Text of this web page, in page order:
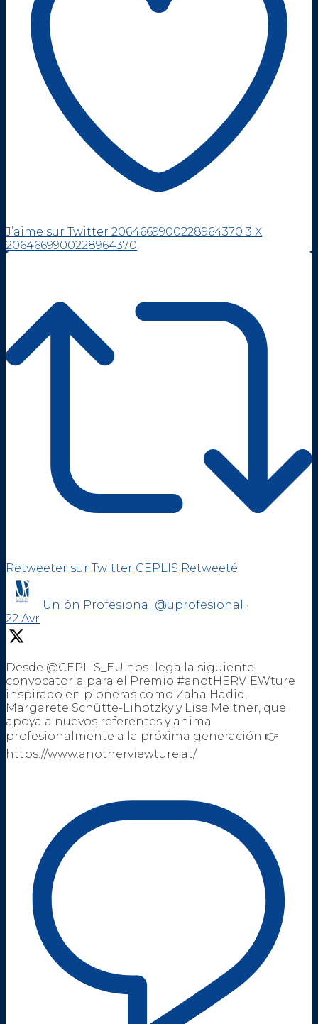
J’aime sur Twitter 2064669900228964370 3 X
2064669900228964370
Retweeter sur Twitter CEPLIS Retweeté
Unión Profesional @uprofesional
·
22 Avr
Desde @CEPLIS_EU nos llega la siguiente
convocatoria para el Premio #anotHERVIEWture
inspirado en pioneras como Zaha Hadid,
Margarete Schütte-Lihotzky y Lise Meitner, que
apoya a nuevos referentes y anima
profesionalmente a la próxima generación 👉
https://www.anotherviewture.at/